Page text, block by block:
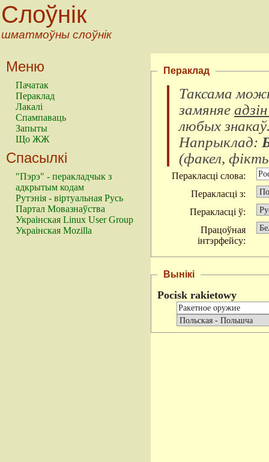
Слоўнік
шматмоўны слоўнік
Меню
Пачатак
Пераклад
Лакалі
Спампаваць
Запыты
Що ЖЖ
Спасылкі
"Пэрэ" - перакладчык з
адкрытым кодам
Рутэнія - віртуальная Русь
Партал Мовазнаўства
Украінская Linux User Group
Украінская Mozilla
Пераклад
Таксама
замяняе
любых знакаў
Напрыклад:
(факел,
Перакласці слова:
Перакласці з:
Перакласці ў:
Працоўная
інтэрфейсу:
Вынікі
Pocisk rakietowy